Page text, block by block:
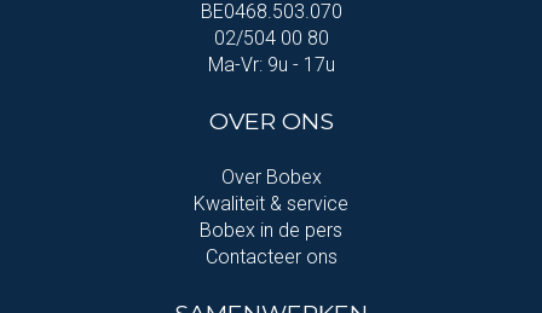
BE0468.503.070
02/504 00 80
Ma-Vr: 9u - 17u
OVER ONS
Over Bobex
Kwaliteit & service
Bobex in de pers
Contacteer ons